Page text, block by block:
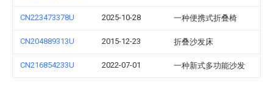
CN223473378U 2025-10-28 一种便携式折叠椅
CN204889313U 2015-12-23 折叠沙发床
CN216854233U 2022-07-01 一种新式多功能沙发